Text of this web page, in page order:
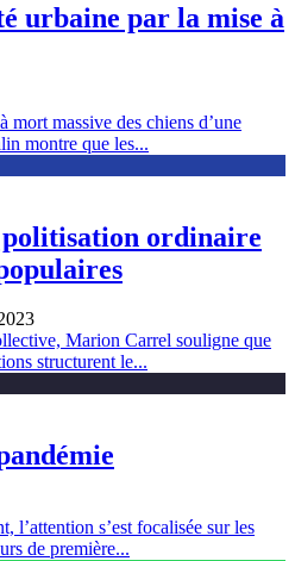
urbaine par la mise à
mort massive des chiens d’une
montre que les...
ordinaire
Marion Carrel souligne que
structurent le...
l’attention s’est focalisée sur les
de première...